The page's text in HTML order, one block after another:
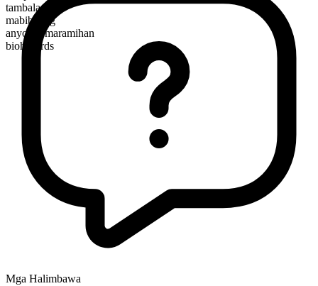
tambalan
mabibilang
anyo ng maramihan
biohazards
Mga Halimbawa